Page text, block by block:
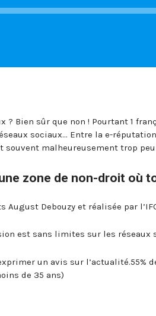
Bien sûr que non ! Pourtant 1
sociaux… Entre la e-
souvent malheureusement trop
zone de non-droit où
Debouzy et réalisée par
est sans limites sur les réseaux
un avis sur l’actualité.55%
de 35 ans)